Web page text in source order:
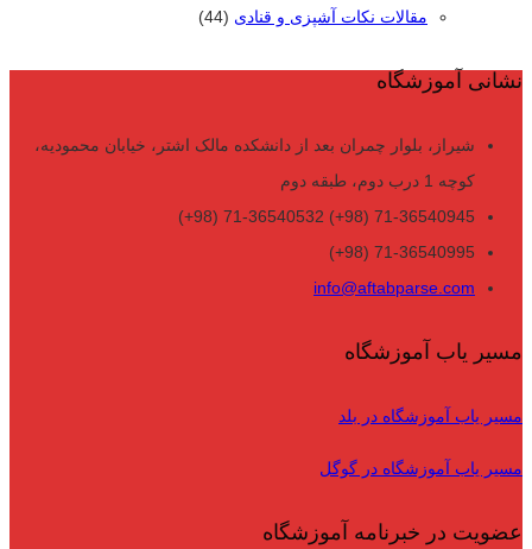
مقالات نکات آشپزی و قنادی (44)
نشانی آموزشگاه
شیراز، بلوار چمران بعد از دانشکده مالک اشتر، خیابان محمودیه،
کوچه 1 درب دوم، طبقه دوم
71-36540945 (98+) 71-36540532 (98+)
71-36540995 (98+)
info@aftabparse.com
مسیر یاب آموزشگاه
مسیر یاب آموزشگاه در بلد
مسیر یاب آموزشگاه در گوگل
عضویت در خبرنامه آموزشگاه